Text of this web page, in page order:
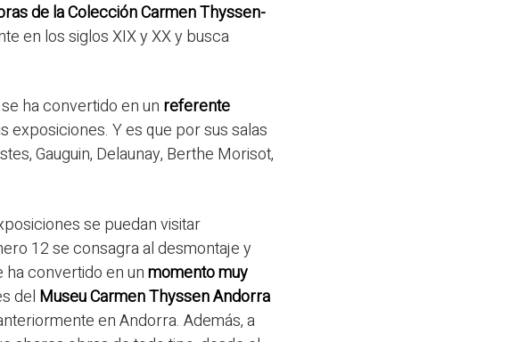
de la Colección Carmen Thyssen-
en los siglos XIX y XX y busca
ha convertido en un referente
exposiciones. Y es que por sus salas
Gauguin, Delaunay, Berthe Morisot,
se puedan visitar
12 se consagra al desmontaje y
ha convertido en unmomento muy
del Museu Carmen Thyssen Andorra
en Andorra. Además, a